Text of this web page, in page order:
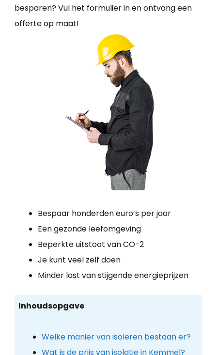
besparen? Vul het formulier in en ontvang een
offerte op maat!
Bespaar honderden euro’s per jaar
Een gezonde leefomgeving
Beperkte uitstoot van CO-2
Je kunt veel zelf doen
Minder last van stijgende energieprijzen
Inhoudsopgave
Welke manier van isoleren bestaan er?
Wat is de prijs van isolatie in Kemmel?